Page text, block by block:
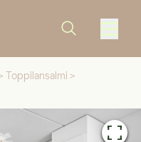
Toppilansalmi >